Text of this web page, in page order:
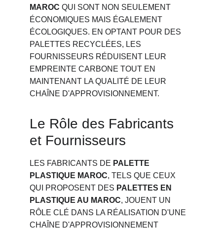
MAROC QUI SONT NON SEULEMENT
ÉCONOMIQUES MAIS ÉGALEMENT
ÉCOLOGIQUES. EN OPTANT POUR DES
PALETTES RECYCLÉES, LES
FOURNISSEURS RÉDUISENT LEUR
EMPREINTE CARBONE TOUT EN
MAINTENANT LA QUALITÉ DE LEUR
CHAÎNE D'APPROVISIONNEMENT.
Le Rôle des Fabricants
et Fournisseurs
LES FABRICANTS DE PALETTE
PLASTIQUE MAROC, TELS QUE CEUX
QUI PROPOSENT DES PALETTES EN
PLASTIQUE AU MAROC, JOUENT UN
RÔLE CLÉ DANS LA RÉALISATION D'UNE
CHAÎNE D'APPROVISIONNEMENT